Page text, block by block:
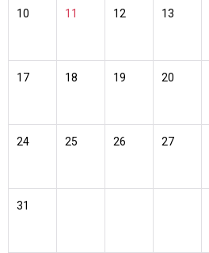
10 11 12 13
17 18 19 20
24 25 26 27
31